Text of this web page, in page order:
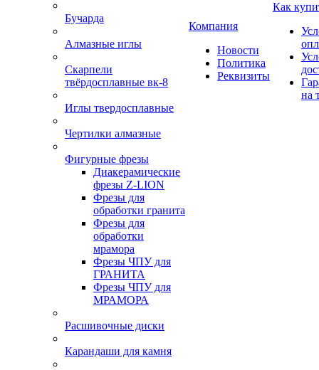
Бучарда
Алмазные иглы
Скарпели
твёрдосплавные вк-8
Иглы твердосплавные
Чертилки алмазные
Фигурные фрезы
Диакерамические
фрезы Z-LION
Фрезы для
обработки гранита
Фрезы для
обработки
мрамора
Фрезы ЧПУ для
ГРАНИТА
Фрезы ЧПУ для
МРАМОРА
Расшивочные диски
Карандаши для камня
Компания
Новости
Политика
Реквизиты
Как
на